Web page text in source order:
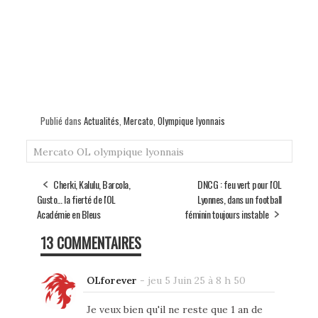
Publié dans Actualités, Mercato, Olympique lyonnais
Mercato OL olympique lyonnais
Cherki, Kalulu, Barcola,
Gusto… la fierté de l'OL
Académie en Bleus
DNCG : feu vert pour l'OL
Lyonnes, dans un football
féminin toujours instable
13 COMMENTAIRES
OLforever - jeu 5 Juin 25 à 8 h 50
Je veux bien qu'il ne reste que 1 an de